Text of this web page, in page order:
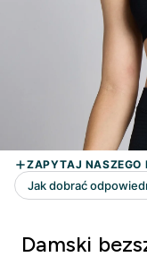
Damski